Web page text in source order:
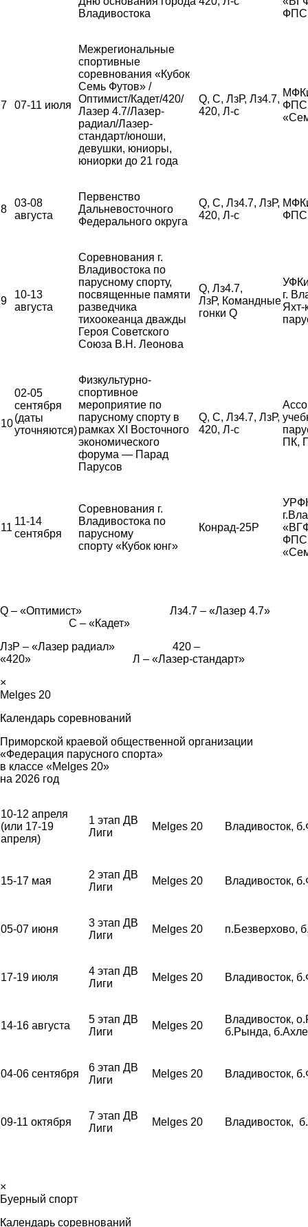
Владивостока
ФПС
7 07-11 июля
Межрегиональные
спортивные
соревнования «Кубок
Семь Футов» /
Оптимист/Кадет/420/
Лазер 4.7/Лазер-
радиал/Лазер-
стандарт/юноши,
девушки, юниоры,
юниорки до 21 года
Q, С, ЛзР, Лз4.7,
420, Л-с
ФПС,
8
03-08
августа
Первенство
Дальневосточного
Федерального округа
Q, С, Лз4.7, ЛзР,
420, Л-с
ФПС
9
10-13
августа
Соревнования г.
Владивостока по
парусному спорту,
посвященные памяти
разведчика
тихоокеанца дважды
Героя Советского
Союза В.Н. Леонова
Q, Лз4.7,
ЛзР, Командные
гонки Q
г.
Яхт-
10
02-05
сентября
(даты
уточняются)
Физкультурно-
спортивное
мероприятие по
парусному спорту в
рамках XI Восточного
экономического
форума — Парад
Парусов
Q, С, Лз4.7, ЛзР,
420, Л-с
ПК,
11
11-14
сентября
Соревнования г.
Владивостока по
парусному
спорту «Кубок юнг»
Конрад-25Р
Q – «Оптимист» Лз4.7 – «Лазер 4.7»
С – «Кадет»
ЛзР – «Лазер радиал» 420 –
«420» Л – «Лазер-стандарт»
×
Melges 20
Календарь соревнований
Приморской краевой общественной организации
«Федерация парусного спорта»
в классе «Melges 20»
на 2026 год
10-12 апреля
(или 17-19
апреля)
1 этап ДВ
Лиги
Melges 20 Владивосток,
15-17 мая
2 этап ДВ
Лиги
Melges 20 Владивосток,
05-07 июня
3 этап ДВ
Лиги
Melges 20 п.Безверхово,
17-19 июля
4 этап ДВ
Лиги
Melges 20 Владивосток,
14-16 августа
5 этап ДВ
Лиги
Melges 20
Владивосток,
б.Рында,
04-06 сентября
6 этап ДВ
Лиги
Melges 20 Владивосток,
09-11 октября
7 этап ДВ
Лиги
Melges 20 Владивосток,
×
Буерный спорт
Календарь соревнований